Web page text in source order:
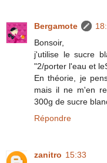
Bergamote
Bonsoir,
j'utilise le sucre
"2/porter l'eau et
En théorie, je
mais il ne m'en
300g de sucre
Répondre
zanitro 15:33